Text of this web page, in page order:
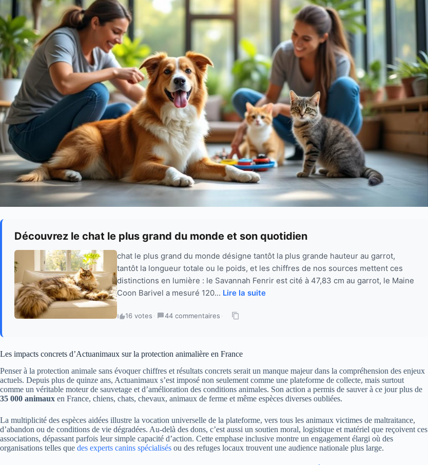
Découvrez le chat le plus grand du monde et son quotidien
chat le plus grand du monde désigne tantôt la plus grande hauteur au garrot,
tantôt la longueur totale ou le poids, et les chiffres de nos sources mettent ces
distinctions en lumière : le Savannah Fenrir est cité à 47,83 cm au garrot, le Maine
Coon Barivel a mesuré 120... Lire la suite
16 votes · 44 commentaires ·
Les impacts concrets d’Actuanimaux sur la protection animalière en France
Penser à la protection animale sans évoquer chiffres et résultats concrets serait un manque majeur dans la compréhension des enjeux
actuels. Depuis plus de quinze ans, Actuanimaux s’est imposé non seulement comme une plateforme de collecte, mais surtout
comme un véritable moteur de sauvetage et d’amélioration des conditions animales. Son action a permis de sauver à ce jour plus de
35 000 animaux en France, chiens, chats, chevaux, animaux de ferme et même espèces diverses oubliées.
La multiplicité des espèces aidées illustre la vocation universelle de la plateforme, vers tous les animaux victimes de maltraitance,
d’abandon ou de conditions de vie dégradées. Au-delà des dons, c’est aussi un soutien moral, logistique et matériel que reçoivent ces
associations, dépassant parfois leur simple capacité d’action. Cette emphase inclusive montre un engagement élargi où des
organisations telles que des experts canins spécialisés ou des refuges locaux trouvent une audience nationale plus large.